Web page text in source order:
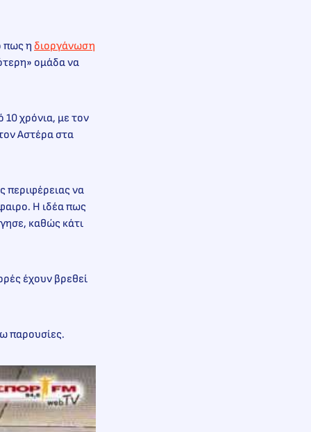
πως η διοργάνωση
ομάδα να
10 χρόνια, με τον
Αστέρα στα
περιφέρειας να
Η ιδέα πως
καθώς κάτι
έχουν βρεθεί
παρουσίες.